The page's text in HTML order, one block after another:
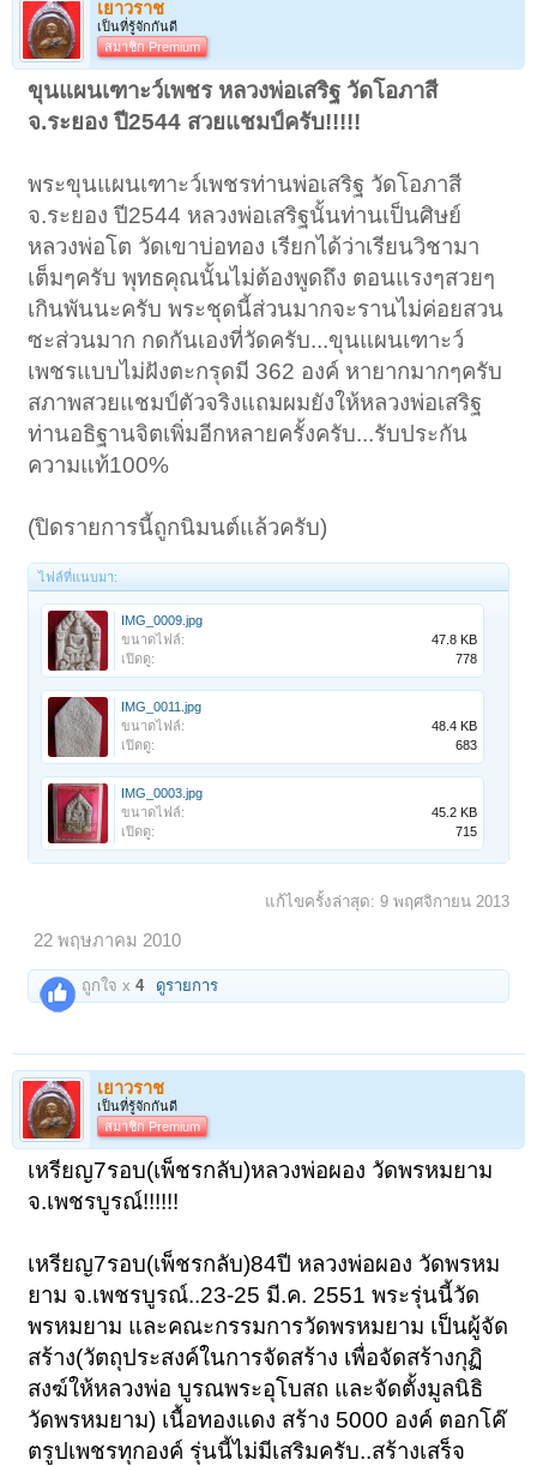
เยาวราช
เป็นที่รู้จักกันดี
สมาชิก Premium
ขุนแผนเฑาะว์เพชร หลวงพ่อเสริฐ วัดโอภาสี
จ.ระยอง ปี2544 สวยแชมป์ครับ!!!!!
พระขุนแผนเฑาะว์เพชรท่านพ่อเสริฐ วัดโอภาสี
จ.ระยอง ปี2544 หลวงพ่อเสริฐนั้นท่านเป็นศิษย์
หลวงพ่อโต วัดเขาบ่อทอง เรียกได้ว่าเรียนวิชามา
เต็มๆครับ พุทธคุณนั้นไม่ต้องพูดถึง ตอนแรงๆสวยๆ
เกินพันนะครับ พระชุดนี้ส่วนมากจะรานไม่ค่อยสวน
ซะส่วนมาก กดกันเองที่วัดครับ...ขุนแผนเฑาะว์
เพชรแบบไม่ฝังตะกรุดมี 362 องค์ หายากมากๆครับ
สภาพสวยแชมป์ตัวจริงแถมผมยังให้หลวงพ่อเสริฐ
ท่านอธิฐานจิตเพิ่มอีกหลายครั้งครับ...รับประกัน
ความแท้100%
(ปิดรายการนี้ถูกนิมนต์แล้วครับ)
ไฟล์ที่แนบมา:
IMG_0009.jpg
ขนาดไฟล์:
47.8 KB
เปิดดู:
778
IMG_0011.jpg
ขนาดไฟล์:
48.4 KB
เปิดดู:
683
IMG_0003.jpg
ขนาดไฟล์:
45.2 KB
เปิดดู:
715
แก้ไขครั้งล่าสุด: 9 พฤศจิกายน 2013
22 พฤษภาคม 2010
ถูกใจ x4 ดูรายการ
เยาวราช
เป็นที่รู้จักกันดี
สมาชิก Premium
เหรียญ7รอบ(เพ็ชรกลับ)หลวงพ่อผอง วัดพรหมยาม
จ.เพชรบูรณ์!!!!!!
เหรียญ7รอบ(เพ็ชรกลับ)84ปี หลวงพ่อผอง วัดพรหม
ยาม จ.เพชรบูรณ์..23-25 มี.ค. 2551 พระรุ่นนี้วัด
พรหมยาม และคณะกรรมการวัดพรหมยาม เป็นผู้จัด
สร้าง(วัตถุประสงค์ในการจัดสร้าง เพื่อจัดสร้างกุฏิ
สงฆ์ให้หลวงพ่อ บูรณพระอุโบสถ และจัดตั้งมูลนิธิ
วัดพรหมยาม) เนื้อทองแดง สร้าง 5000 องค์ ตอกโค๊
ตรูปเพชรทุกองค์ รุ่นนี้ไม่มีเสริมครับ..สร้างเสร็จ